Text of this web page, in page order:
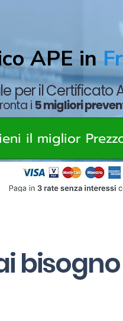
APE in
il miglior
per il Certificato
i 5 migliori